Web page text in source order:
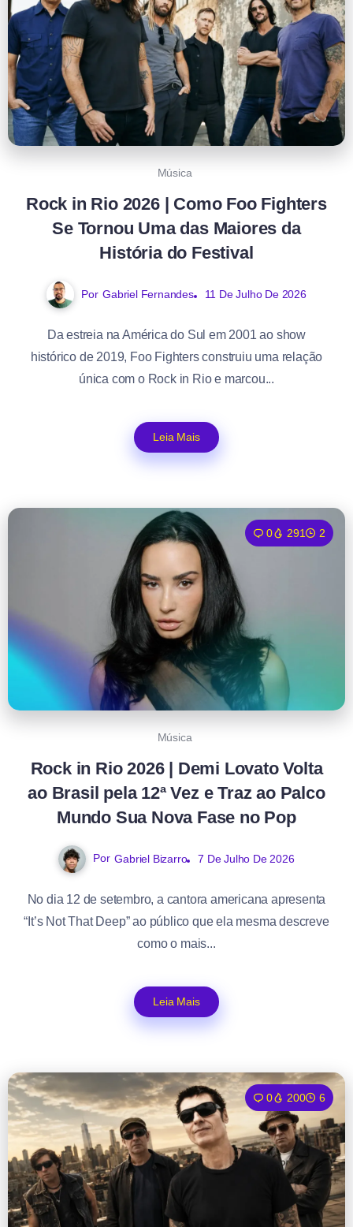
Música
Rock in Rio 2026 | Como Foo Fighters
Se Tornou Uma das Maiores da
História do Festival
Por Gabriel Fernandes 11 De Julho De 2026
Da estreia na América do Sul em 2001 ao show
histórico de 2019, Foo Fighters construiu uma relação
única com o Rock in Rio e marcou...
Leia Mais
0 291 2
Música
Rock in Rio 2026 | Demi Lovato Volta
ao Brasil pela 12ª Vez e Traz ao Palco
Mundo Sua Nova Fase no Pop
Por Gabriel Bizarro 7 De Julho De 2026
No dia 12 de setembro, a cantora americana apresenta
“It’s Not That Deep” ao público que ela mesma descreve
como o mais...
Leia Mais
0 200 6